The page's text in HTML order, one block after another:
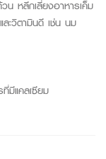
น หลีกเลี่ยงอาหารเค็ม
ละวิตามินดี เช่น นม
มีแคลเซียม